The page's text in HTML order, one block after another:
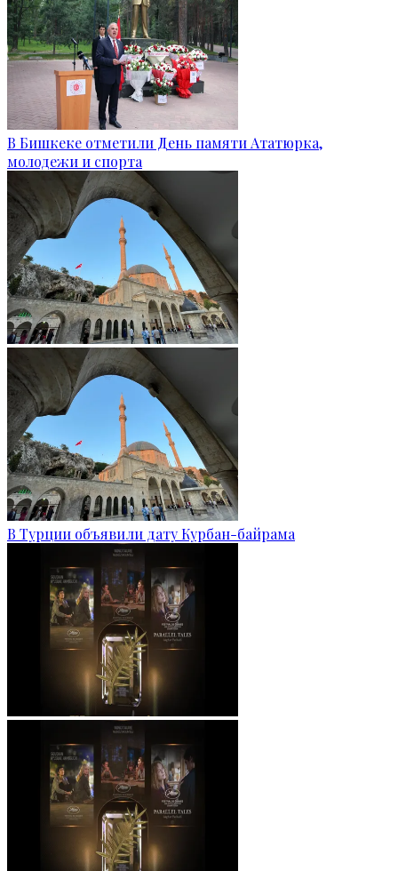
В Бишкеке отметили День памяти Ататюрка,
молодежи и спорта
В Турции объявили дату Курбан-байрама